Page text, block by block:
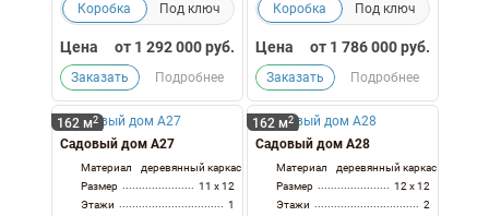
Коробка Под ключ
Цена от 1 292 000руб.
Заказать Подробнее
Коробка Под ключ
Цена от 1 786 000руб.
Заказать Подробнее
162 м2
Садовый дом А27
Материал
деревянный каркас
Размер
11 x 12
Этажи
1
162 м2
Садовый дом А28
Материал
деревянный каркас
Размер
12 x 12
Этажи
2